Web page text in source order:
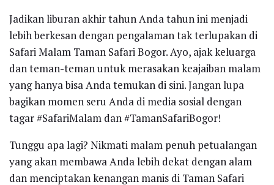
Jadikan liburan akhir tahun Anda tahun ini menjadi
lebih berkesan dengan pengalaman tak terlupakan di
Safari Malam Taman Safari Bogor. Ayo, ajak keluarga
dan teman-teman untuk merasakan keajaiban malam
yang hanya bisa Anda temukan di sini. Jangan lupa
bagikan momen seru Anda di media sosial dengan
tagar #SafariMalam dan #TamanSafariBogor!
Tunggu apa lagi? Nikmati malam penuh petualangan
yang akan membawa Anda lebih dekat dengan alam
dan menciptakan kenangan manis di Taman Safari